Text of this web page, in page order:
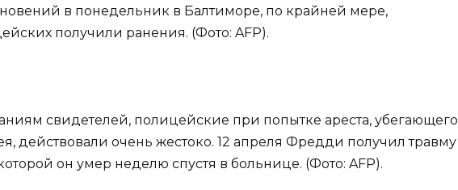
в понедельник в Балтиморе, по крайней мере,
получили ранения. (Фото: AFP).
свидетелей, полицейские при попытке ареста, убегающего
действовали очень жестоко. 12 апреля Фредди получил травму
он умер неделю спустя в больнице. (Фото: AFP).